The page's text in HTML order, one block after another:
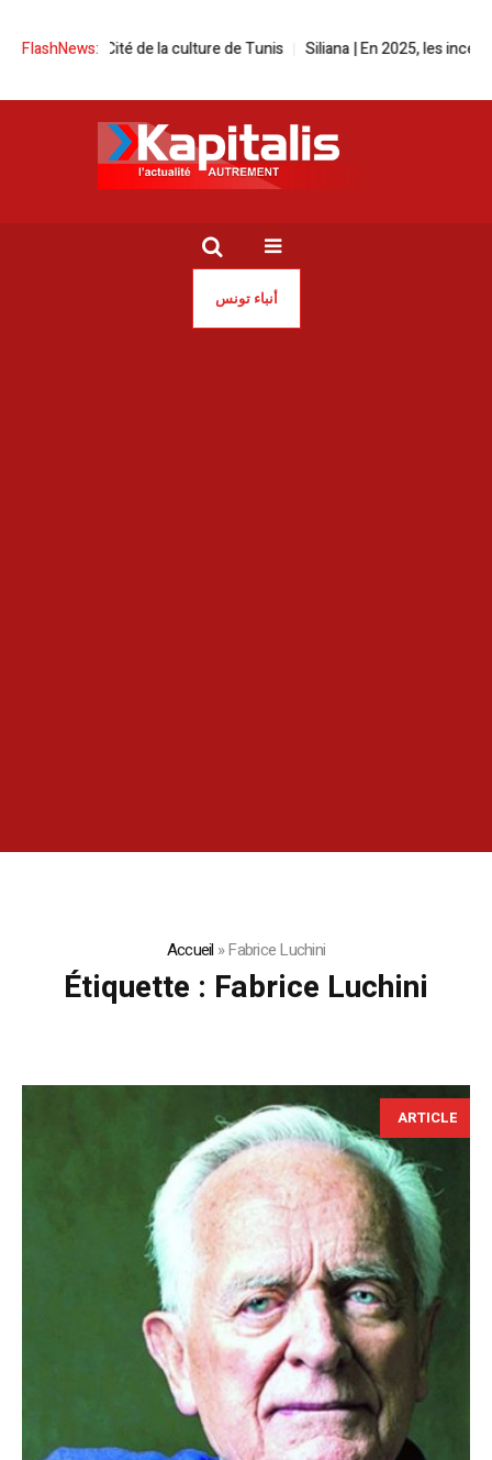
FlashNews:
à la Cité de la culture de Tunis Siliana | En 2025, les
أنباء تونس
Accueil »Fabrice Luchini
Étiquette : Fabrice Luchini
ARTICLE